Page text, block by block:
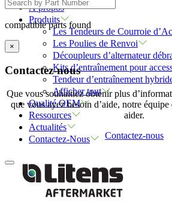
À propos
Produits
Les Tendeurs de Courroie
Les Poulies de Renvoi
Découpleurs d’alternateur
Kits d’entraînement pour
Tendeur d’entraînement
Afficher tout
Qualité OEM
Ressources
Actualités
Contactez-Nous
compatible parts found
×
Contactez-nous
Que vous souhaitiez obtenir plus
que vous ayez besoin d’aide, notre
aider.
Contactez-nous